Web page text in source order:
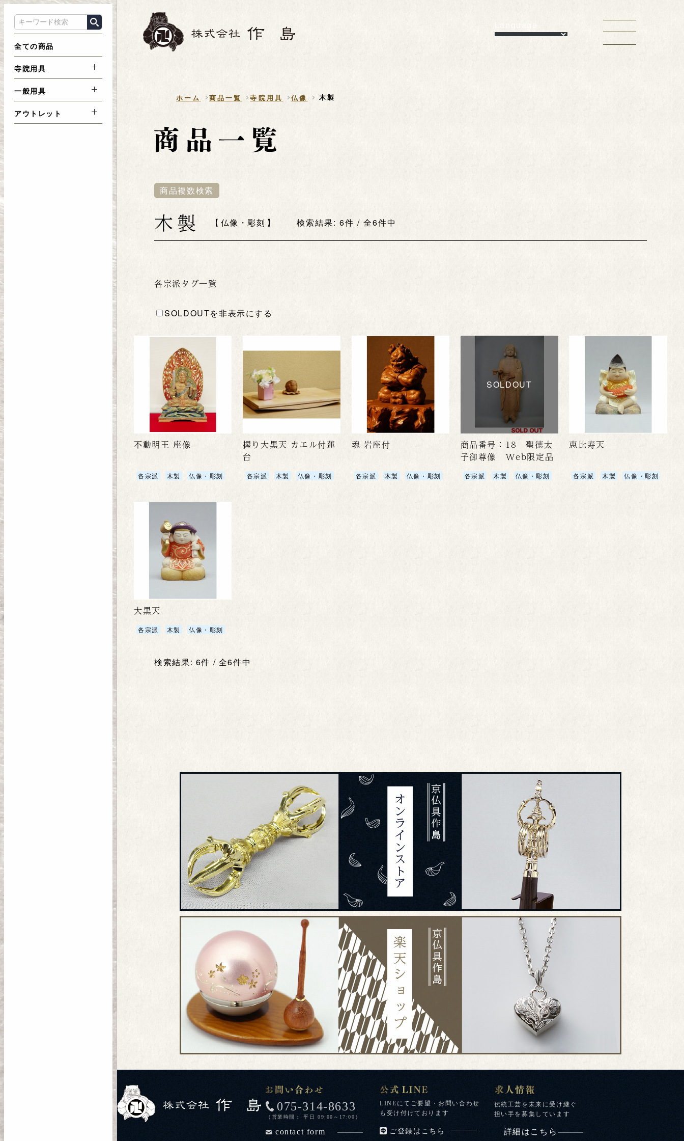
全ての商品
寺院用具
一般用具
アウトレット
Language
ホーム 商品一覧 寺院用具 仏像 木製
商品複数検索
木製 仏像・彫刻 検索結果: 6件 / 全6件中
各宗派タグ一覧
SOLDOUTを非表示にする
不動明王 座像
各宗派 木製 仏像・彫刻
握り大黒天 カエル付蓮
台
各宗派 木製 仏像・彫刻
魂 岩座付
各宗派 木製 仏像・彫刻
SOLDOUT
商品番号：18 聖徳太
子御尊像 Web限定品
各宗派 木製 仏像・彫刻
恵比寿天
各宗派 木製 仏像・彫刻
大黒天
各宗派 木製 仏像・彫刻
検索結果: 6件 / 全6件中
075-314-8633
（営業時間： 平日 09:00～17:00）
contact form
LINEにてご要望・お問い合わせ
も受け付けております
ご登録はこちら
伝統工芸を未来に受け継ぐ
担い手を募集しています
詳細はこちら